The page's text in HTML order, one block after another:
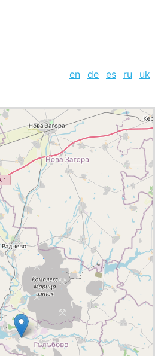
en de es ru
uk